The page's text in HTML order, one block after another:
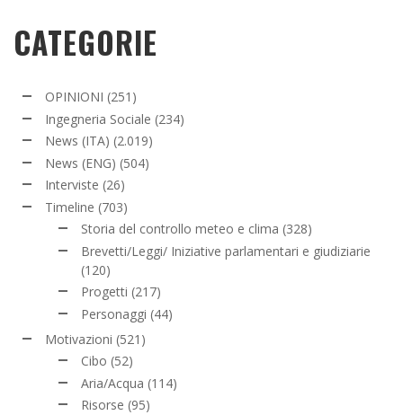
CATEGORIE
OPINIONI (251)
Ingegneria Sociale (234)
News (ITA) (2.019)
News (ENG) (504)
Interviste (26)
Timeline (703)
Storia del controllo meteo e clima (328)
Brevetti/Leggi/ Iniziative parlamentari e giudiziarie
(120)
Progetti (217)
Personaggi (44)
Motivazioni (521)
Cibo (52)
Aria/Acqua (114)
Risorse (95)